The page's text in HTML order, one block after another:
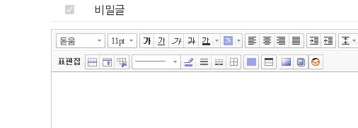
비밀글
돋움 11pt
넓게쓰기
툴바 더보기
에디터